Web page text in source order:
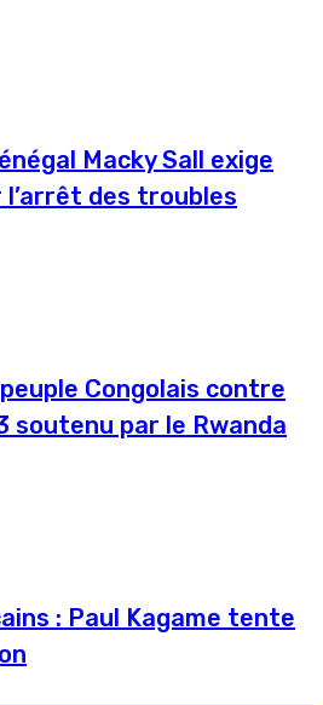
Macky Sall exige
l’arrêt des troubles
Congolais contre
soutenu par le Rwanda
: Paul Kagame tente